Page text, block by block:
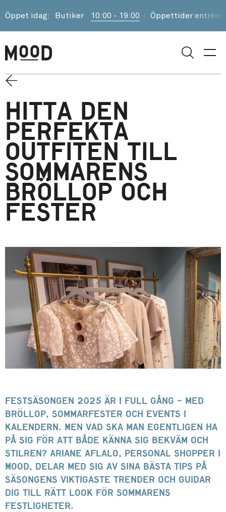
Öppet idag: Butiker 10:00 - 19:00 Öppettider entréer
Hitta den
perfekta
outfiten till
sommarens
bröllop och
fester
Festsäsongen 2025 är i full gång – med
bröllop, sommarfester och events i
kalendern. Men vad ska man egentligen ha
på sig för att både känna sig bekväm och
stilren? Ariane Aflalo, personal shopper i
MOOD, delar med sig av sina bästa tips på
säsongens viktigaste trender och guidar
dig till rätt look för sommarens
festligheter.